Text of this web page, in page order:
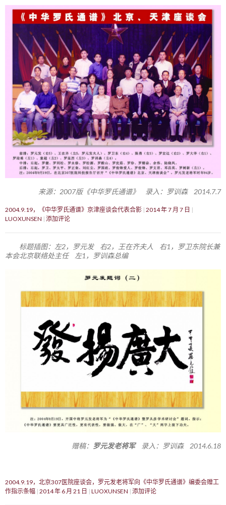
来源：2007版《中华罗氏通谱》 录入：罗训森 2014.7.7
2004.9.19，《中华罗氏通谱》京津座谈会代表合影 2014 年 7 月 7 日
LUOXUNSEN 添加评论
标题插图：左2，罗元发 右2，王在齐夫人 右1，罗卫东院长兼
本会北京联络处主任 左1，罗训森总编
赠稿： 罗元发老将军录入：罗训森 2014.6.18
2004.9.19，北京307医院座谈会，罗元发老将军向《中华罗氏通谱》编委会赠工
作指示条幅 2014 年 6 月 21 日 LUOXUNSEN 添加评论